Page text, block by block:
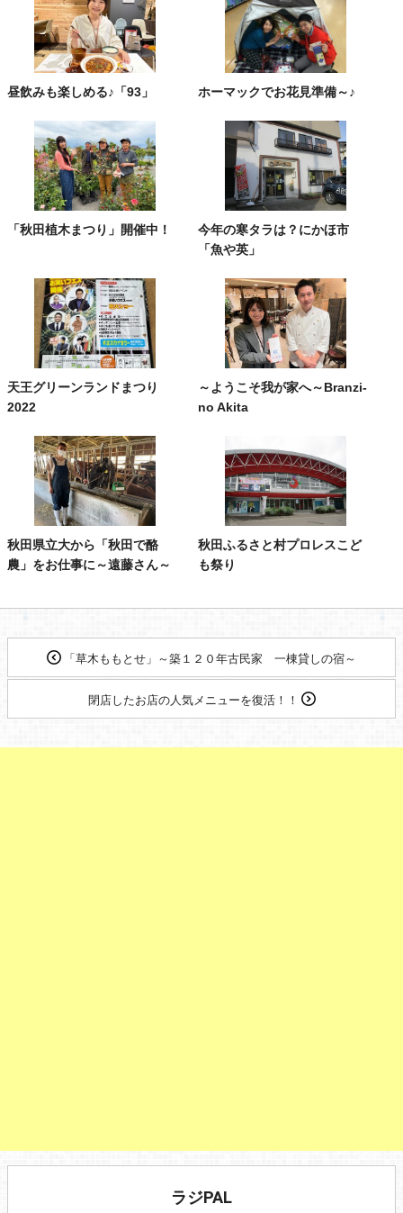
昼飲みも楽しめる♪「93」 ホーマックでお花見準備～♪
「秋田植木まつり」開催中！
今年の寒タラは？にかほ市
「魚や英」
天王グリーンランドまつり
2022
～ようこそ我が家へ～Branzi-
no Akita
秋田県立大から「秋田で酪
農」をお仕事に～遠藤さん～
秋田ふるさと村プロレスこど
も祭り
「草木ももとせ」～築１２０年古民家 一棟貸しの宿～
閉店したお店の人気メニューを復活！！
ラジPAL